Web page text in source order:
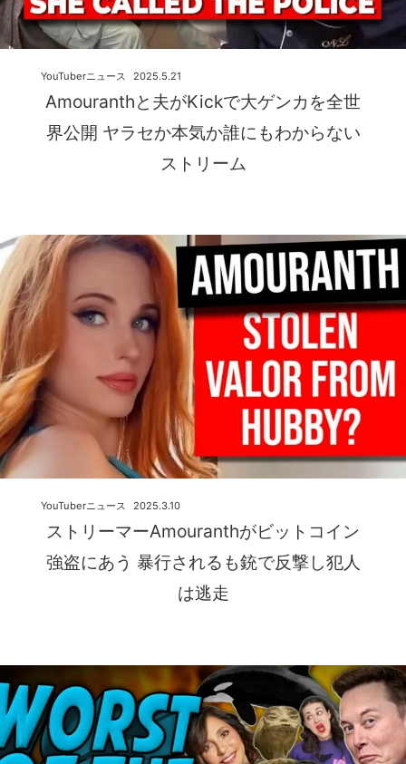
Amouranthと夫がKickで大ゲンカを全世
界公開 ヤラセか本気か誰にもわからない
ストリーム
2025.5.21
YouTuberニュース
ストリーマーAmouranthがビットコイン
強盗にあう 暴行されるも銃で反撃し犯人
は逃走
2025.3.10
YouTuberニュース